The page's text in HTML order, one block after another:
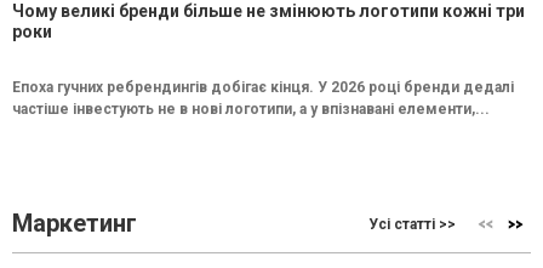
Чому великі бренди більше не змінюють логотипи кожні три
роки
Епоха гучних ребрендингів добігає кінця. У 2026 році бренди дедалі
частіше інвестують не в нові логотипи, а у впізнавані елементи,...
Маркетинг Усі статті >>